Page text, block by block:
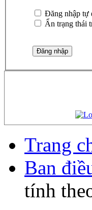
Đăng nhập tự
Ẩn trạng thái
Trang
Ban
tính